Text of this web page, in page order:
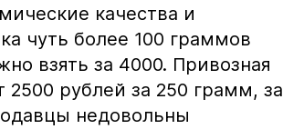
качества и
чуть более 100 граммов
взять за 4000. Привозная
2500 рублей за 250 грамм, за
недовольны